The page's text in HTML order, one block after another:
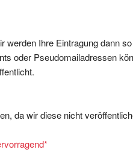
werden Ihre Eintragung dann
oder Pseudomailadressen
da wir diese nicht
*